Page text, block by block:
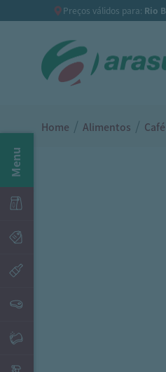
Preços válidos para: Rio
Menu
Home / Alimentos / Café